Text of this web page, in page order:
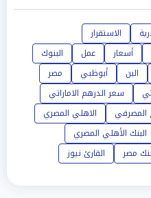
الاستقرار
أسعار عمل
البنوك
البن أبوظبي
مصر
سعر الدرهم الاماراتي
المصرفي
الاهلي المصري
البنك الأهلي المصري
بنك مصر القارئ نيوز